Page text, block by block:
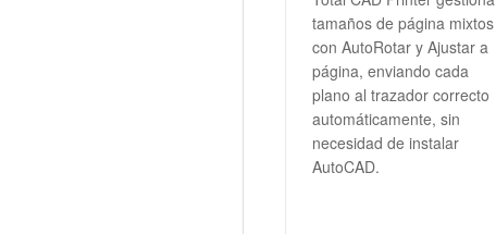
tamaños de página mixtos
con AutoRotar y Ajustar a
página, enviando cada
plano al trazador correcto
automáticamente, sin
necesidad de instalar
AutoCAD.